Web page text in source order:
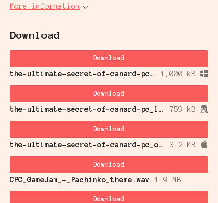
More information
Download
Download
the-ultimate-secret-of-canard-pc_windows.zip 1,000 kB
Download
the-ultimate-secret-of-canard-pc_linux.zip 759 kB
Download
the-ultimate-secret-of-canard-pc_osx.zip 3.2 MB
Download
CPC_GameJam_-_Pachinko_theme.wav 1.9 MB
Download